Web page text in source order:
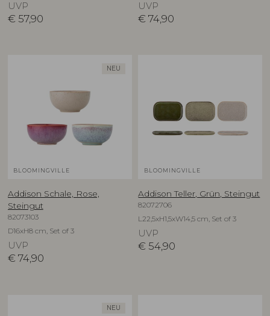
UVP
€ 57,90
UVP
€ 74,90
NEU
BLOOMINGVILLE
Addison Schale, Rose,
Steingut
82073103
D16xH8 cm, Set of 3
UVP
€ 74,90
BLOOMINGVILLE
Addison Teller, Grün, Steingut
82072706
L22,5xH1,5xW14,5 cm, Set of 3
UVP
€ 54,90
NEU